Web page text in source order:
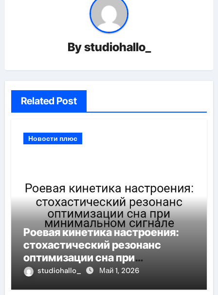
Bystudiohallo_
Related Post
Новости плюс
Роевая кинетика настроения:
стохастический резонанс
оптимизации сна при
минимальном сигнале
studiohallo_ Май 1, 2026